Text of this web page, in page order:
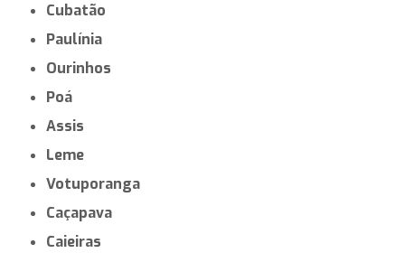
Cubatão
Paulínia
Ourinhos
Poá
Assis
Leme
Votuporanga
Caçapava
Caieiras